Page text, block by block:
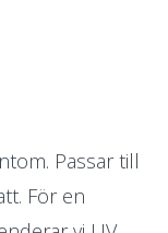
Passar till
För en